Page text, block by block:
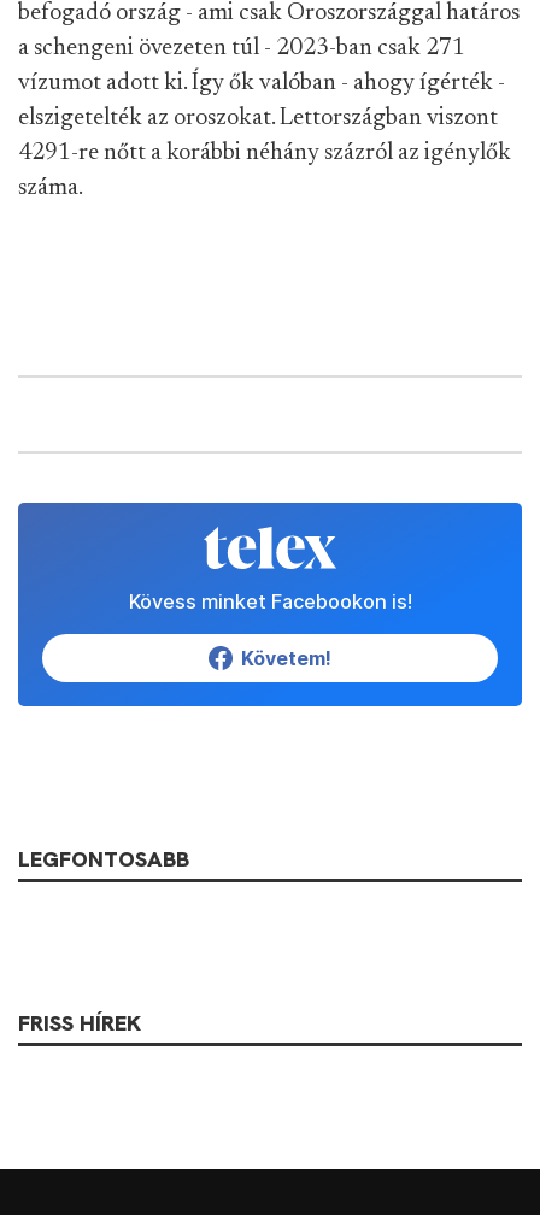
befogadó ország - ami csak Oroszországgal határos
a schengeni övezeten túl - 2023-ban csak 271
vízumot adott ki. Így ők valóban - ahogy ígérték -
elszigetelték az oroszokat. Lettországban viszont
4291-re nőtt a korábbi néhány százról az igénylők
száma.
Kövess minket Facebookon is!
Követem!
LEGFONTOSABB
FRISS HÍREK